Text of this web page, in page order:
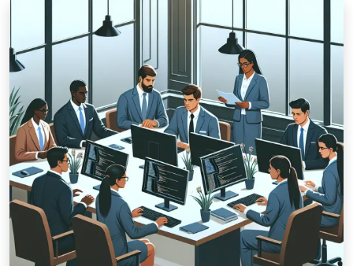
Tłumaczenia /29 grudnia 2024
Wyzwania testów prawniczych na